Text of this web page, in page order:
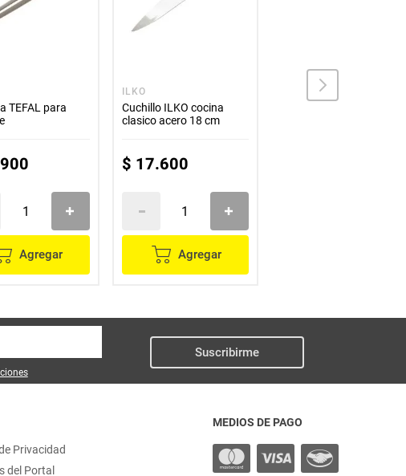
TEFAL para
900
Agregar
ILKO
Cuchillo ILKO cocina
clasico acero 18 cm
$ 17.600
Agregar
Suscribirme
Privacidad
del Portal
MEDIOS DE PAGO